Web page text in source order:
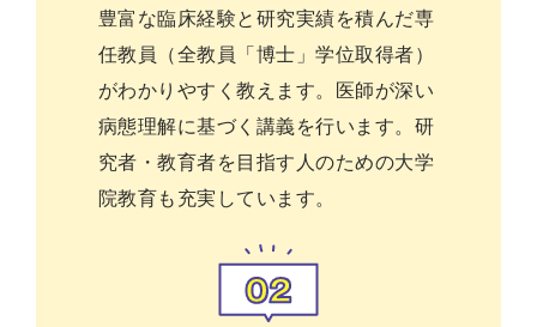
豊富な臨床経験と研究実績を積んだ専
任教員（全教員「博士」学位取得者）
がわかりやすく教えます。医師が深い
病態理解に基づく講義を行います。研
究者・教育者を目指す人のための大学
院教育も充実しています。